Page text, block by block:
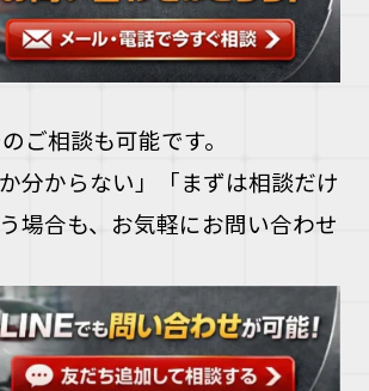
ご相談も可能です。
分からない」「まずは相談だけ
場合も、お気軽にお問い合わせ